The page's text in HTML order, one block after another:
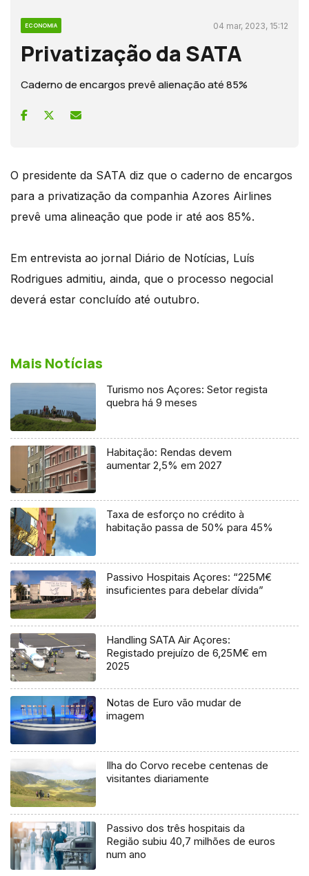
ECONOMIA 04 mar, 2023, 15:12
Privatização da SATA
Caderno de encargos prevê alienação até 85%
O presidente da SATA diz que o caderno de encargos
para a privatização da companhia Azores Airlines
prevê uma alineação que pode ir até aos 85%.
Em entrevista ao jornal Diário de Notícias, Luís
Rodrigues admitiu, ainda, que o processo negocial
deverá estar concluído até outubro.
Mais Notícias
Turismo nos Açores: Setor regista
quebra há 9 meses
Habitação: Rendas devem
aumentar 2,5% em 2027
Taxa de esforço no crédito à
habitação passa de 50% para 45%
Passivo Hospitais Açores: “225M€
insuficientes para debelar dívida”
Handling SATA Air Açores:
Registado prejuízo de 6,25M€ em
2025
Notas de Euro vão mudar de
imagem
Ilha do Corvo recebe centenas de
visitantes diariamente
Passivo dos três hospitais da
Região subiu 40,7 milhões de euros
num ano